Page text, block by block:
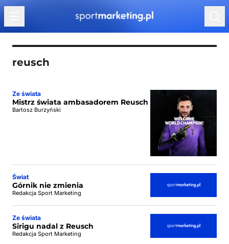
Przejdź do treści
reusch
Ze świata
Mistrz świata ambasadorem Reusch
Bartosz Burzyński
Świat
Górnik nie zmienia
Redakcja Sport Marketing
Ze świata
Sirigu nadal z Reusch
Redakcja Sport Marketing